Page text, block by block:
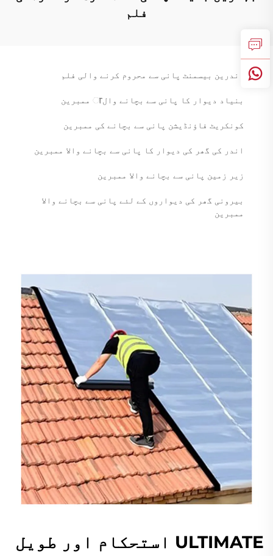
فلم
اندرین بیسمنٹ پانی سے محروم کرنے والی فلم
بنیاد دیوار کا پانی سے بچانے والा ممبرین
کونکریٹ فاؤنڈیشن پانی سے بچانے کی ممبرین
اندر کی گھر کی دیوار کا پانی سے بچانے والا ممبرین
زیر زمین پانی سے بچانے والا ممبرین
بیرونی گھر کی دیواروں کے لئے پانی سے بچانے والا
ممبرین
ULTIMATE استحکام اور طویل